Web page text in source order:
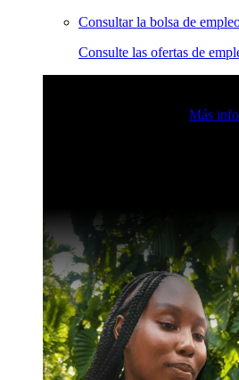
Consultar la bolsa de
Consulte las ofertas de
Más